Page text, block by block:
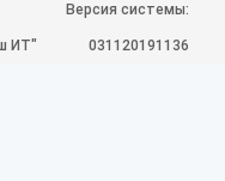
ИТ"
Версия системы:
031120191136